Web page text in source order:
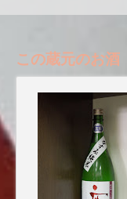
この蔵元のお酒